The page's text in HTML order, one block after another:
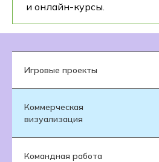
и онлайн-курсы.
Игровые проекты
Коммерческая
визуализация
Командная работа